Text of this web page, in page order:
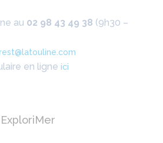
au 02 98 43 49 38 (9h30 –
en ligne ici
ExploriMer